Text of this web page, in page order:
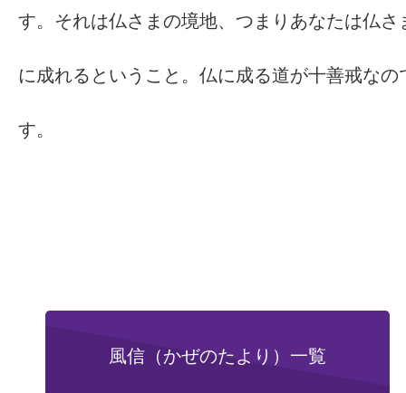
す。それは仏さまの境地、つまりあなたは仏さ
に成れるということ。仏に成る道が十善戒なの
す。
風信（かぜのたより）一覧